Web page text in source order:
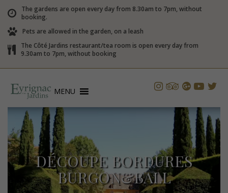
The gardens are open every day from 8.30am to 7pm, without
booking.
Pets are allowed in the garden, on a leash
The Côté Jardins restaurant/tea room is open every day from
9.30am to 7pm, without booking
MENU
DÉCOUPE BORDURES
BURGON&BALL